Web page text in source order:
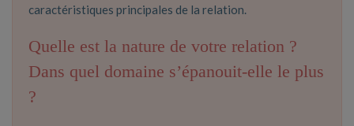
caractéristiques principales de la relation.
Quelle est la nature de votre relation ?
Dans quel domaine s’épanouit-elle le plus
?